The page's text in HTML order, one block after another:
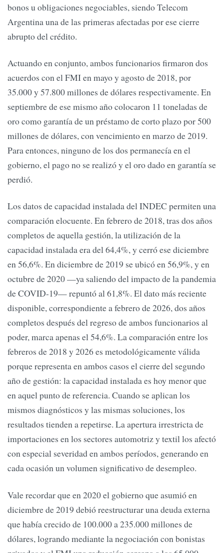
bonos u obligaciones negociables, siendo Telecom
Argentina una de las primeras afectadas por ese cierre
abrupto del crédito.
Actuando en conjunto, ambos funcionarios firmaron dos
acuerdos con el FMI en mayo y agosto de 2018, por
35.000 y 57.800 millones de dólares respectivamente. En
septiembre de ese mismo año colocaron 11 toneladas de
oro como garantía de un préstamo de corto plazo por 500
millones de dólares, con vencimiento en marzo de 2019.
Para entonces, ninguno de los dos permanecía en el
gobierno, el pago no se realizó y el oro dado en garantía se
perdió.
Los datos de capacidad instalada del INDEC permiten una
comparación elocuente. En febrero de 2018, tras dos años
completos de aquella gestión, la utilización de la
capacidad instalada era del 64,4%, y cerró ese diciembre
en 56,6%. En diciembre de 2019 se ubicó en 56,9%, y en
octubre de 2020 —ya saliendo del impacto de la pandemia
de COVID-19— repuntó al 61,8%. El dato más reciente
disponible, correspondiente a febrero de 2026, dos años
completos después del regreso de ambos funcionarios al
poder, marca apenas el 54,6%. La comparación entre los
febreros de 2018 y 2026 es metodológicamente válida
porque representa en ambos casos el cierre del segundo
año de gestión: la capacidad instalada es hoy menor que
en aquel punto de referencia. Cuando se aplican los
mismos diagnósticos y las mismas soluciones, los
resultados tienden a repetirse. La apertura irrestricta de
importaciones en los sectores automotriz y textil los afectó
con especial severidad en ambos períodos, generando en
cada ocasión un volumen significativo de desempleo.
Vale recordar que en 2020 el gobierno que asumió en
diciembre de 2019 debió reestructurar una deuda externa
que había crecido de 100.000 a 235.000 millones de
dólares, logrando mediante la negociación con bonistas